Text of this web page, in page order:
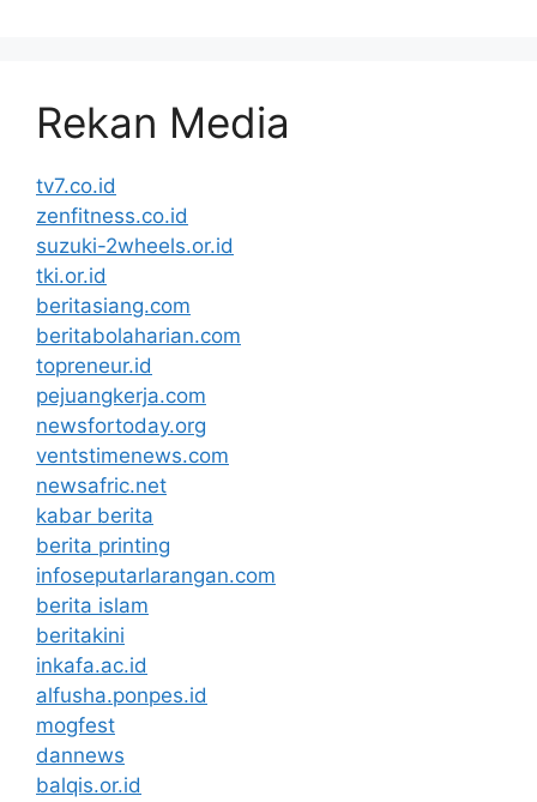
Rekan Media
tv7.co.id
zenfitness.co.id
suzuki-2wheels.or.id
tki.or.id
beritasiang.com
beritabolaharian.com
topreneur.id
pejuangkerja.com
newsfortoday.org
ventstimenews.com
newsafric.net
kabar berita
berita printing
infoseputarlarangan.com
berita islam
beritakini
inkafa.ac.id
alfusha.ponpes.id
mogfest
dannews
balqis.or.id